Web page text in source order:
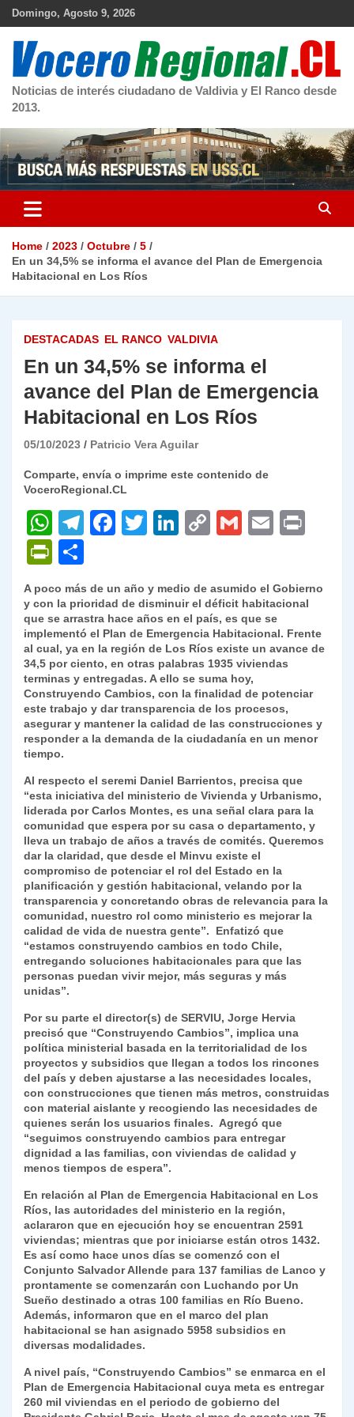
Skip
Domingo, Agosto 9, 2026
Noticias de interés ciudadano de Valdivia y El Ranco desde
2013.
Home 2023 Octubre
5
En un 34,5% se informa el avance del Plan de Emergencia
Habitacional en Los Ríos
DESTACADAS EL RANCO VALDIVIA
En un 34,5% se informa el
avance del Plan de Emergencia
Habitacional en Los Ríos
05/10/2023 Patricio Vera Aguilar
Comparte, envía o imprime este contenido de
VoceroRegional.CL
W
h
at
s
A
p
p
T
gr
a
m
F
e
b
o
o
k
T
er
Li
e
dI
n
C
y
Li
n
k
G
l
E
l
P
nt
Fr
ie
n
dl
y
o
m
p
ar
tir
A poco más de un año y medio de asumido el Gobierno
y con la prioridad de disminuir el déficit habitacional
que se arrastra hace años en el país, es que se
implementó el Plan de Emergencia Habitacional. Frente
al cual, ya en la región de Los Ríos existe un avance de
34,5 por ciento, en otras palabras 1935 viviendas
terminas y entregadas. A ello se suma hoy,
Construyendo Cambios, con la finalidad de potenciar
este trabajo y dar transparencia de los procesos,
asegurar y mantener la calidad de las construcciones y
responder a la demanda de la ciudadanía en un menor
tiempo.
Al respecto el seremi Daniel Barrientos, precisa que
“esta iniciativa del ministerio de Vivienda y Urbanismo,
liderada por Carlos Montes, es una señal clara para la
comunidad que espera por su casa o departamento, y
lleva un trabajo de años a través de comités. Queremos
dar la claridad, que desde el Minvu existe el
compromiso de potenciar el rol del Estado en la
planificación y gestión habitacional, velando por la
transparencia y concretando obras de relevancia para la
comunidad, nuestro rol como ministerio es mejorar la
calidad de vida de nuestra gente”. Enfatizó que
“estamos construyendo cambios en todo Chile,
entregando soluciones habitacionales para que las
personas puedan vivir mejor, más seguras y más
unidas”.
Por su parte el director(s) de SERVIU, Jorge Hervia
precisó que “Construyendo Cambios”, implica una
política ministerial basada en la territorialidad de los
proyectos y subsidios que llegan a todos los rincones
del país y deben ajustarse a las necesidades locales,
con construcciones que tienen más metros, construidas
con material aislante y recogiendo las necesidades de
quienes serán los usuarios finales. Agregó que
“seguimos construyendo cambios para entregar
dignidad a las familias, con viviendas de calidad y
menos tiempos de espera”.
En relación al Plan de Emergencia Habitacional en Los
Ríos, las autoridades del ministerio en la región,
aclararon que en ejecución hoy se encuentran 2591
viviendas; mientras que por iniciarse están otros 1432.
Es así como hace unos días se comenzó con el
Conjunto Salvador Allende para 137 familias de Lanco y
prontamente se comenzarán con Luchando por Un
Sueño destinado a otras 100 familias en Río Bueno.
Además, informaron que en el marco del plan
habitacional se han asignado 5958 subsidios en
diversas modalidades.
A nivel país, “Construyendo Cambios” se enmarca en el
Plan de Emergencia Habitacional cuya meta es entregar
260 mil viviendas en el periodo de gobierno del